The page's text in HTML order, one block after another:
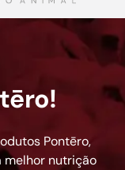
Pontēro,
melhor nutrição